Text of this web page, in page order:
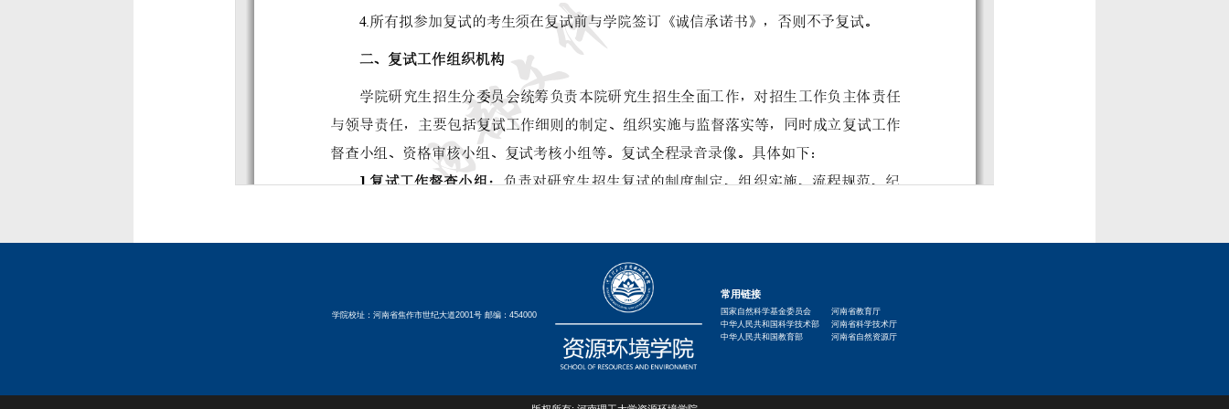
学院校址：河南省焦作市世纪大道2001号 邮编：454000
常用链接
国家自然科学基金委员会
中华人民共和国科学技术部
中华人民共和国教育部
河南省教育厅
河南省科学技术厅
河南省自然资源厅